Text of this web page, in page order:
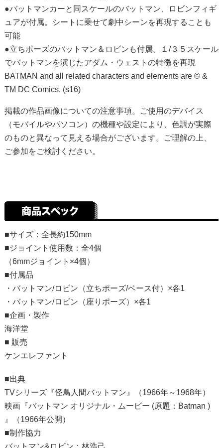
●バットマンカーと同スケールのバットマン、ロビンフィギ
ュアが付属。シートに乗せて劇中シーンを再現することも
可能
●立ちポーズのバットマン＆ロビンも付属。１/３５スケール
でバットマンを演じたアダム・ウェストの特徴を再現
BATMAN and all related characters and elements are © &
TM DC Comics. (s16)
掲載の作品画像についての注意事項。ご使用のデバイス
（モバイルやパソコン）の機種や設定により、色調が実際
のものと異なって見える場合がございます。ご理解の上、
ご参加をご検討ください。
■サイズ：全長約150mm
■ジョイント使用数：全4個
（6mmジョイント×4個）
■付属品
・バットマン/ロビン（立ちポーズ/ベース付）×各1
・バットマン/ロビン（座りポーズ）×各1
■企画・製作
海洋堂
■ 販売
ケンエレファント
■出典
TVシリーズ『怪鳥人間バットマン』（1966年～1968年）
映画『バットマン オリジナル・ムービー (原題：Batman )
』（1966年公開）
■制作協力